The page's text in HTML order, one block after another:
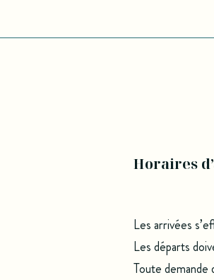
Horaires
Les arrivées
Les départs
Toute demande